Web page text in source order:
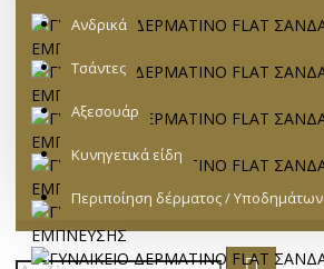
Ανδρικά
Τσάντες
Αξεσουάρ
Κυνηγετικά είδη
Περιποίηση δέρματος / Υποδημάτων